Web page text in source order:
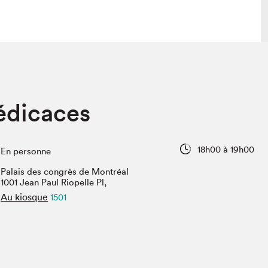
Vidéos et balados
En personne
18h00 à 19h00
Palais des congrès de Montréal
1001 Jean Paul Riopelle Pl,
Au kiosque 1501